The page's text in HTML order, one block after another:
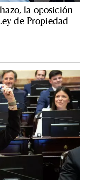
la oposición
de Propiedad